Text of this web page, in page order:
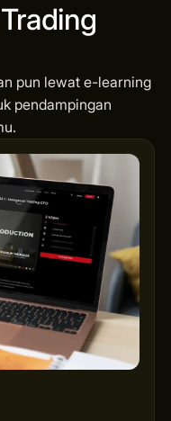
pun lewat e-learning
pendampingan